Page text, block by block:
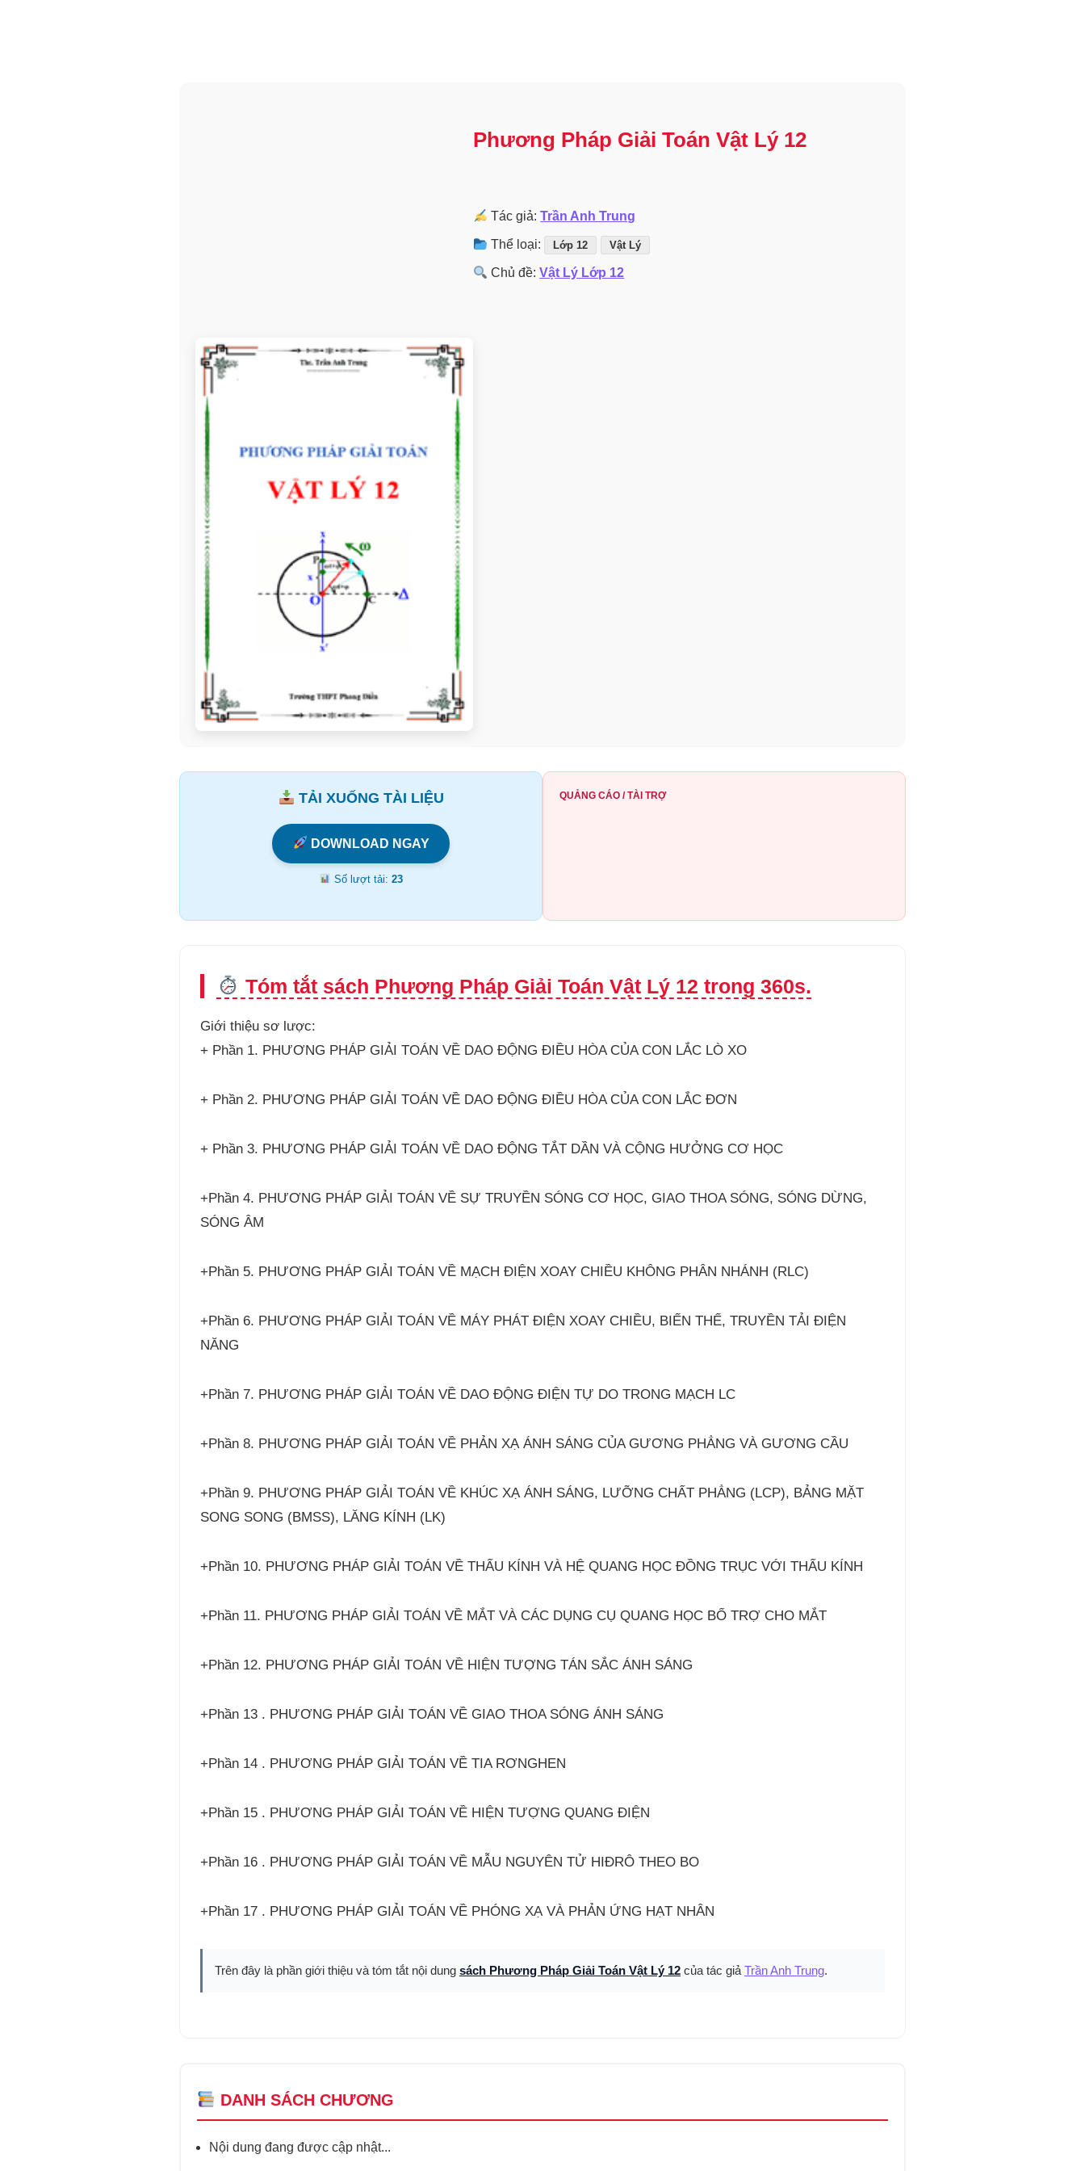
Phương Pháp Giải Toán Vật Lý 12
Tác giả:Trần Anh Trung
Thể loại: Lớp 12 Vật Lý
Chủ đề:Vật Lý Lớp 12
TẢI XUỐNG TÀI LIỆU
DOWNLOAD NGAY
Số lượt tải: 23
QUẢNG CÁO / TÀI TRỢ
Tóm tắt sách Phương Pháp Giải Toán Vật Lý 12 trong 360s.
Giới thiệu sơ lược:
+ Phần 1. PHƯƠNG PHÁP GIẢI TOÁN VỀ DAO ĐỘNG ĐIỀU HÒA CỦA CON LẮC LÒ XO
+ Phần 2. PHƯƠNG PHÁP GIẢI TOÁN VỀ DAO ĐỘNG ĐIỀU HÒA CỦA CON LẮC ĐƠN
+ Phần 3. PHƯƠNG PHÁP GIẢI TOÁN VỀ DAO ĐỘNG TẮT DẦN VÀ CỘNG HƯỞNG CƠ HỌC
+Phần 4. PHƯƠNG PHÁP GIẢI TOÁN VỀ SỰ TRUYỀN SÓNG CƠ HỌC, GIAO THOA SÓNG, SÓNG DỪNG,
SÓNG ÂM
+Phần 5. PHƯƠNG PHÁP GIẢI TOÁN VỀ MẠCH ĐIỆN XOAY CHIỀU KHÔNG PHÂN NHÁNH (RLC)
+Phần 6. PHƯƠNG PHÁP GIẢI TOÁN VỀ MÁY PHÁT ĐIỆN XOAY CHIỀU, BIẾN THẾ, TRUYỀN TẢI ĐIỆN
NĂNG
+Phần 7. PHƯƠNG PHÁP GIẢI TOÁN VỀ DAO ĐỘNG ĐIỆN TỰ DO TRONG MẠCH LC
+Phần 8. PHƯƠNG PHÁP GIẢI TOÁN VỀ PHẢN XẠ ÁNH SÁNG CỦA GƯƠNG PHẲNG VÀ GƯƠNG CẦU
+Phần 9. PHƯƠNG PHÁP GIẢI TOÁN VỀ KHÚC XẠ ÁNH SÁNG, LƯỠNG CHẤT PHẲNG (LCP), BẢNG MẶT
SONG SONG (BMSS), LĂNG KÍNH (LK)
+Phần 10. PHƯƠNG PHÁP GIẢI TOÁN VỀ THẤU KÍNH VÀ HỆ QUANG HỌC ĐỒNG TRỤC VỚI THẤU KÍNH
+Phần 11. PHƯƠNG PHÁP GIẢI TOÁN VỀ MẮT VÀ CÁC DỤNG CỤ QUANG HỌC BỔ TRỢ CHO MẮT
+Phần 12. PHƯƠNG PHÁP GIẢI TOÁN VỀ HIỆN TƯỢNG TÁN SẮC ÁNH SÁNG
+Phần 13 . PHƯƠNG PHÁP GIẢI TOÁN VỀ GIAO THOA SÓNG ÁNH SÁNG
+Phần 14 . PHƯƠNG PHÁP GIẢI TOÁN VỀ TIA RƠNGHEN
+Phần 15 . PHƯƠNG PHÁP GIẢI TOÁN VỀ HIỆN TƯỢNG QUANG ĐIỆN
+Phần 16 . PHƯƠNG PHÁP GIẢI TOÁN VỀ MẪU NGUYÊN TỬ HIĐRÔ THEO BO
+Phần 17 . PHƯƠNG PHÁP GIẢI TOÁN VỀ PHÓNG XẠ VÀ PHẢN ỨNG HẠT NHÂN
Trên đây là phần giới thiệu và tóm tắt nội dung sách Phương Pháp Giải Toán Vật Lý 12 của tác giả Trần Anh Trung.
DANH SÁCH CHƯƠNG
Nội dung đang được cập nhật...